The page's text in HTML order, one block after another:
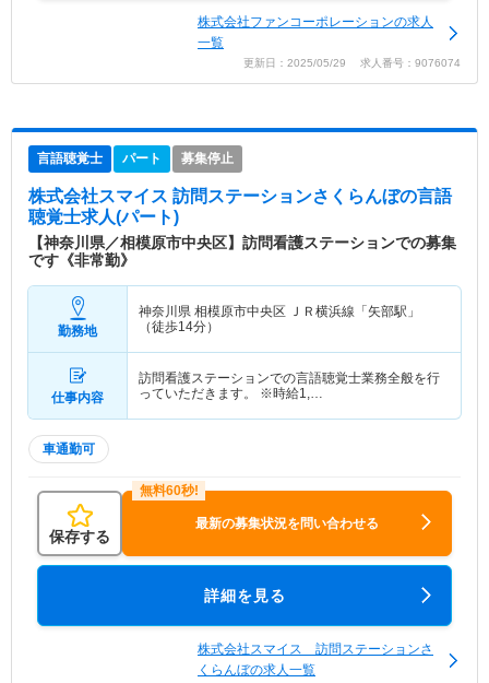
株式会社ファンコーポレーションの求人
一覧
更新日：2025/05/29 求人番号：9076074
言語聴覚士 パート 募集停止
株式会社スマイス 訪問ステーションさくらんぼの言語
聴覚士求人(パート)
【神奈川県／相模原市中央区】訪問看護ステーションでの募集
です《非常勤》
勤務地
神奈川県 相模原市中央区 ＪＲ横浜線「矢部駅」
（徒歩14分）
仕事内容
訪問看護ステーションでの言語聴覚士業務全般を行
っていただきます。 ※時給1,…
車通勤可
保存する
最新の募集状況を問い合わせる
詳細を見る
株式会社スマイス 訪問ステーションさ
くらんぼの求人一覧